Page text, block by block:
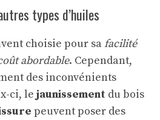
types d’huiles
choisie pour safacilité
abordable. Cependant,
des inconvénients
ci, le jaunissement du bois
peuvent poser des